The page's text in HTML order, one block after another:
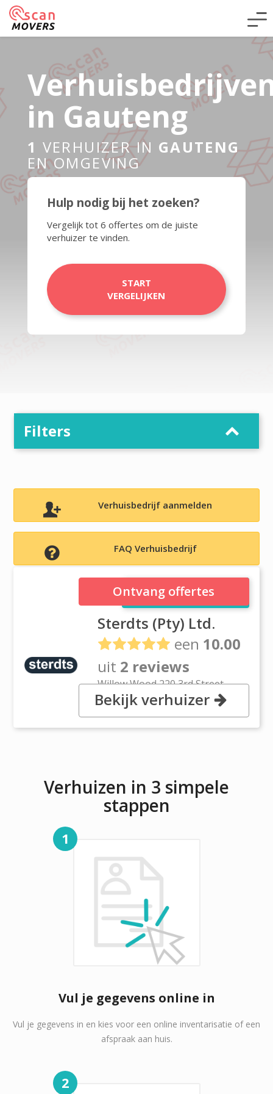
in Gauteng
1 VERHUIZER IN GAUTENG
EN OMGEVING
Hulp nodig bij het zoeken?
Vergelijk tot 6 offertes om de juiste
verhuizer te vinden.
START
VERGELIJKEN
Filters
Verhuisbedrijf aanmelden
FAQ Verhuisbedrijf
Sterdts (Pty) Ltd.
Sterdts (Pty) Ltd.
een 10.00
uit 2 reviews
Willow Wood 220 3rd Street
Chartwell, Johannesburg 2055
Gauteng
Ontvang offertes
Bekijk verhuizer
Verhuizen in 3 simpele
stappen
1
Vul je gegevens online in
Vul je gegevens in en kies voor een online inventarisatie of een
afspraak aan huis.
2